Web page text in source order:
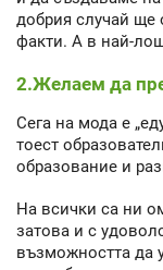
добрия случай ще
факти. А в най-
2.Желаем да
Сега на мода е
тоест
образование и
На всички са ни
затова и с
възможността да